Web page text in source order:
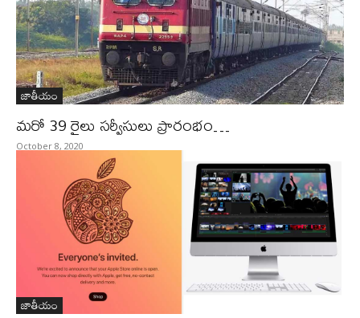
జాతీయం
మరో 39 రైలు సర్వీసులు ప్రారంభం…
October 8, 2020
జాతీయం